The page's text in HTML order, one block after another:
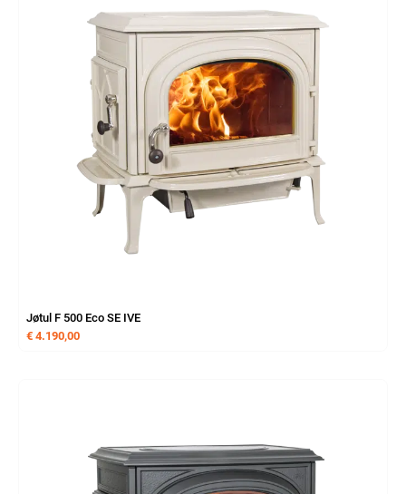
Jøtul F 500 Eco SE IVE
€ 4.190,00